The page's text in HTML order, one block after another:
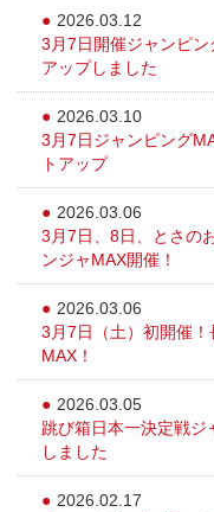
2026.03.12
3月7日開催ジャンピ
アップしました
2026.03.10
3月7日ジャンピング
トアップ
2026.03.06
3月7日、8日、とさの
ンジャMAX開催！
2026.03.06
3月7日（土）初開催
MAX！
2026.03.05
跳び箱日本一決定戦
しました
2026.02.17